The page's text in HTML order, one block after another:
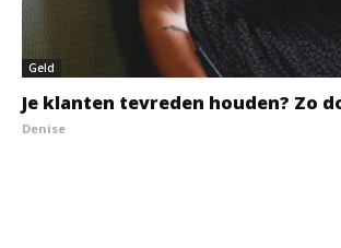
Geld
Je klanten tevreden houden? Zo
Denise